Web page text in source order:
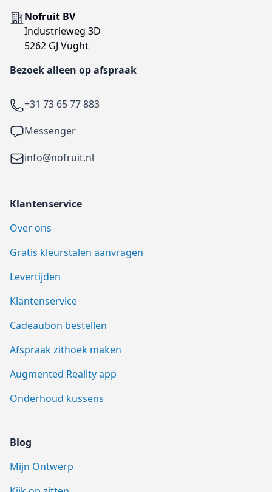
AdresNofruit BV
Industrieweg 3D
5262 GJ Vught
Bezoek alleen op afspraak
Telefoon
+31 73 65 77 883
Facebook
Messenger
Emailinfo@nofruit.nl
Klantenservice
Over ons
Gratis kleurstalen aanvragen
Levertijden
Klantenservice
Cadeaubon bestellen
Afspraak zithoek maken
Augmented Reality app
Onderhoud kussens
Blog
Mijn Ontwerp